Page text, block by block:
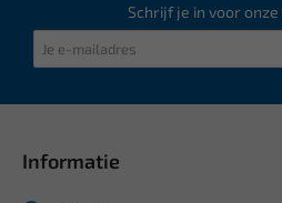
Schrijf je in voor onze
Informatie